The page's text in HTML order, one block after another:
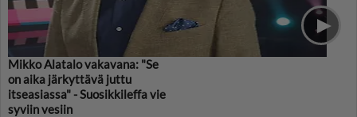
Mikko Alatalo vakavana: "Se
on aika järkyttävä juttu
itseasiassa" - Suosikkileffa vie
syviin vesiin